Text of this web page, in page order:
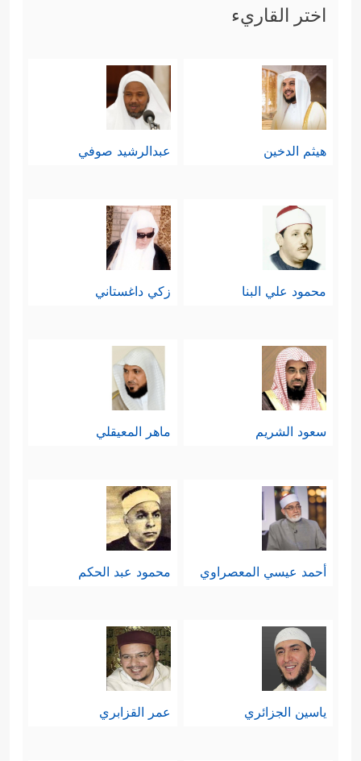
اختر القاريء
هيثم الدخين عبدالرشيد صوفي
محمود علي البنا زكي داغستاني
سعود الشريم ماهر المعيقلي
أحمد عيسي المعصراوي محمود عبد الحكم
ياسين الجزائري عمر القزابري